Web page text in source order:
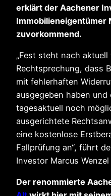
erklärt der Aachener
Immobilieneigentümer
zuvorkommend.
„Fest steht nach
Rechtsprechung, dass
mit fehlerhaften
ausgegeben haben
tagesaktuell noch
ausgerichtete
eine kostenlose
Fallprüfung an“, führt
Investor Marcus
Der renommierte